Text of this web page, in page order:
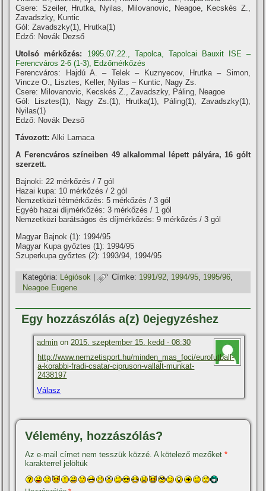
Csere: Szeiler, Hrutka, Nyilas, Milovanovic, Neagoe, Kecskés Z.,
Zavadszky, Kuntic
Gól: Zavadszky(1), Hrutka(1)
Edző: Novák Dezső
Utolsó mérkőzés:
1995.07.22., Tapolca, Tapolcai Bauxit ISE –
Ferencváros 2-6 (1-3), Edzőmérkőzés
Ferencváros: Hajdú A. – Telek – Kuznyecov, Hrutka – Simon,
Vincze O., Lisztes, Keller, Nyilas – Kuntic, Nagy Zs.
Csere: Milovanovic, Kecskés Z., Zavadszky, Páling, Neagoe
Gól: Lisztes(1), Nagy Zs.(1), Hrutka(1), Páling(1), Zavadszky(1),
Nyilas(1)
Edző: Novák Dezső
Távozott:Alki Larnaca
A Ferencváros szí­neiben 49 alkalommal lépett pályára, 16 gólt
szerzett.
Bajnoki: 22 mérkőzés / 7 gól
Hazai kupa: 10 mérkőzés / 2 gól
Nemzetközi tétmérkőzés: 5 mérkőzés / 3 gól
Egyéb hazai dí­jmérkőzés: 3 mérkőzés / 1 gól
Nemzetközi barátságos és dí­jmérkőzés: 9 mérkőzés / 3 gól
Magyar Bajnok (1): 1994/95
Magyar Kupa győztes (1): 1994/95
Szuperkupa győztes (2): 1993/94, 1994/95
Kategória: Légiósok | Címke: 1991/92, 1994/95, 1995/96,
Neagoe Eugene
Egy hozzászólás a(z) 0ejegyzéshez
admin on2015. szeptember 15. kedd - 08:30
http://www.nemzetisport.hu/minden_mas_foci/eurofutball-
a-korabbi-fradi-csatar-cipruson-vallalt-munkat-
2438197
Válasz
Vélemény, hozzászólás?
Az e-mail címet nem tesszük közzé. A kötelező mezőket*
karakterrel jelöltük